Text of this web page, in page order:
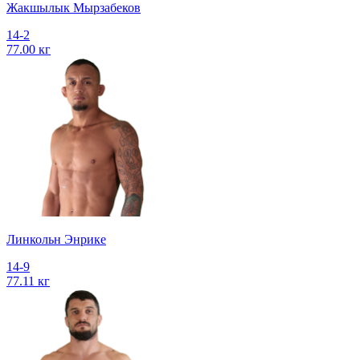
Жакшылык Мырзабеков
14-2
77.00 кг
Линкольн Энрике
14-9
77.11 кг